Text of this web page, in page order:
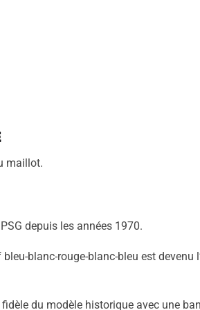
maillot.
depuis les années 1970.
blanc-rouge-blanc-bleu est devenu
du modèle historique avec une